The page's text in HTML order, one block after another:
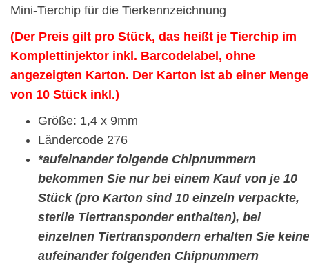
Mini-Tierchip für die Tierkennzeichnung
(Der Preis gilt pro Stück, das heißt je Tierchip im
Komplettinjektor inkl. Barcodelabel, ohne
angezeigten Karton. Der Karton ist ab einer Menge
von 10 Stück inkl.)
Größe: 1,4 x 9mm
Ländercode 276
*aufeinander folgende Chipnummern
bekommen Sie nur bei einem Kauf von je 10
Stück (pro Karton sind 10 einzeln verpackte,
sterile Tiertransponder enthalten), bei
einzelnen Tiertranspondern erhalten Sie keine
aufeinander folgenden Chipnummern